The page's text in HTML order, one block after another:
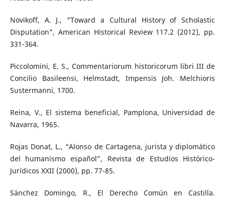
Novikoff, A. J., “Toward a Cultural History of Scholastic
Disputation”, American Historical Review 117.2 (2012), pp.
331-364.
Piccolomini, E. S., Commentariorum historicorum libri III de
Concilio Basileensi, Helmstadt, Impensis Joh. Melchioris
Sustermanni, 1700.
Reina, V., El sistema beneficial, Pamplona, Universidad de
Navarra, 1965.
Rojas Donat, L., “Alonso de Cartagena, jurista y diplomático
del humanismo español”, Revista de Estudios Histórico-
Jurídicos XXII (2000), pp. 77-85.
Sánchez Domingo, R., El Derecho Común en Castilla.